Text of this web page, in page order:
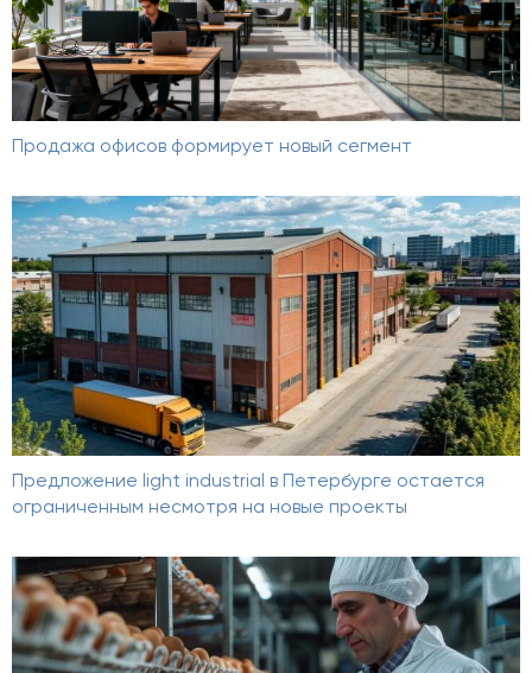
Продажа офисов формирует новый сегмент
Предложение light industrial в Петербурге остается
ограниченным несмотря на новые проекты